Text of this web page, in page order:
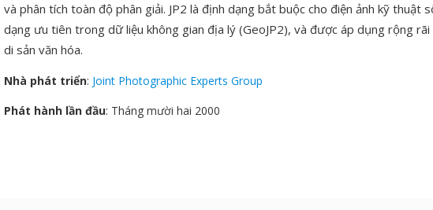
và phân tích toàn độ phân giải. JP2 là định dạng bắt buộc cho điện ảnh kỹ thuật
dạng ưu tiên trong dữ liệu không gian địa lý (GeoJP2), và được áp dụng rộng
di sản văn hóa.
Nhà phát triển: Joint Photographic Experts Group
Phát hành lần đầu: Tháng mười hai 2000